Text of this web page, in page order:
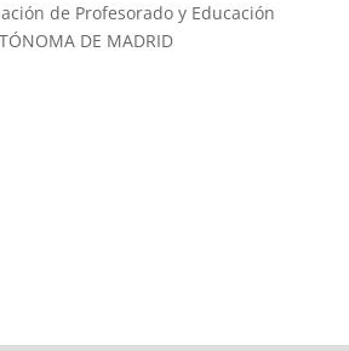
de Profesorado y Educación
DE MADRID